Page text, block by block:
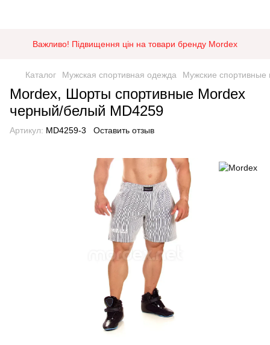
Важливо! Підвищення цін на товари бренду Mordex
Каталог Мужская спортивная одежда Мужские
Mordex, Шорты спортивные Mordex
черный/белый MD4259
Артикул: MD4259-3 Оставить отзыв